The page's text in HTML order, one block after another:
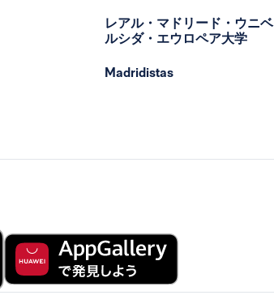
レアル・マドリード・ウニベ
ルシダ・エウロペア大学
Madridistas